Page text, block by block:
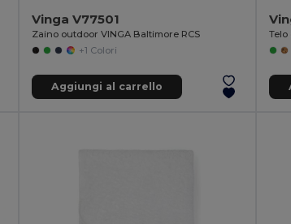
Vinga V77501
Zaino outdoor VINGA Baltimore RCS
+1 Colori
Aggiungi al carrello
Telo